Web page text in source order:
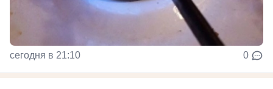
сегодня в 21:10 0